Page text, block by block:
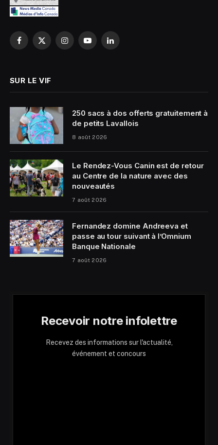
Facebook
X
InstagramYouTubeLinkedIn
SUR LE VIF
250 sacs à dos offerts gratuitement à
de petits Lavallois
8 août 2026
Le Rendez-Vous Canin est de retour
au Centre de la nature avec des
nouveautés
7 août 2026
Fernandez domine Andreeva et
passe au tour suivant à l’Omnium
Banque Nationale
7 août 2026
Recevoir notre infolettre
Recevez des informations sur l'actualité,
événement et concours